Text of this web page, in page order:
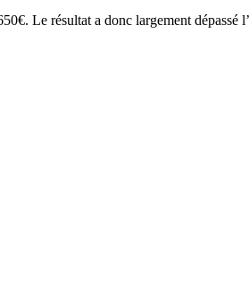
Le résultat a donc largement dépassé